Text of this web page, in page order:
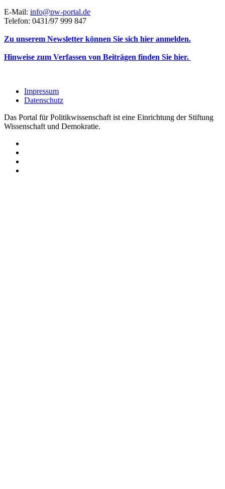
E-Mail: info@pw-portal.de
Telefon: 0431/97 999 847
Zu unserem Newsletter können Sie sich hier anmelden.
Hinweise zum Verfassen von Beiträgen finden Sie hier.
Impressum
Datenschutz
Das Portal für Politikwissenschaft ist eine Einrichtung der Stiftung
Wissenschaft und Demokratie.